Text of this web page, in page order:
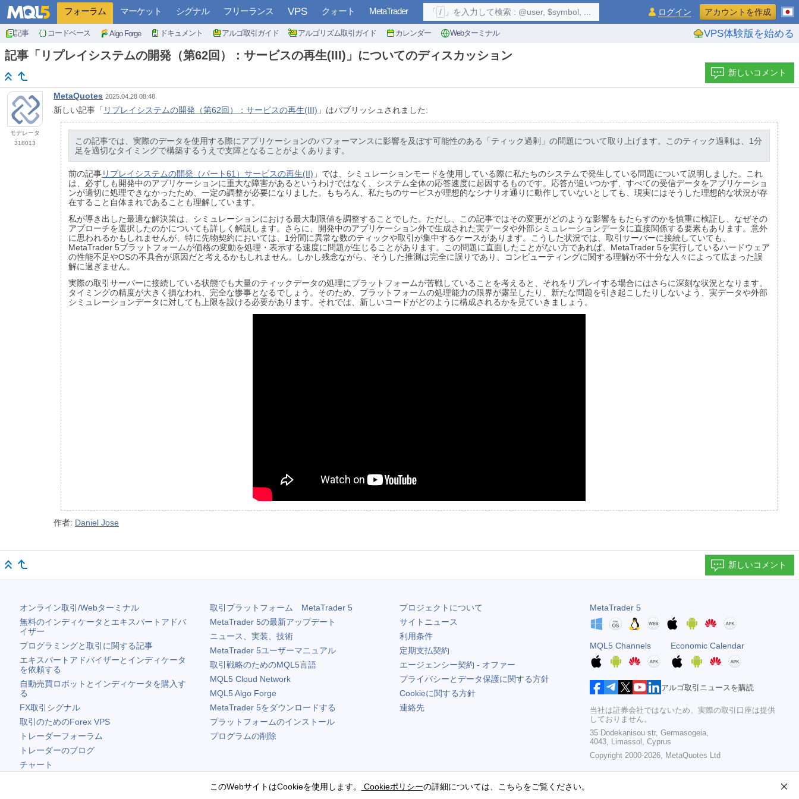
フォーラム マーケット シグナル フリーランス VPS クォート MetaTrader
記事 コードベース Algo Forge ドキュメント アルゴ取引ガイド アルゴリズム取引ガイド カレンダー Webターミナル VPS体験版を始める
「 / 」を入力して検索 : @user, $symbol, ... ログイン アカウントを作成
記事「リプレイシステムの開発（第62回）：サービスの再生(III)」についてのディスカッション
新しいコメント
モデレータ
318013
MetaQuotes 2025.04.28 08:48
新しい記事「 リプレイシステムの開発（第62回）：サービスの再生(III) 」はパブリッシュされました:
この記事では、実際のデータを使用する際にアプリケーションのパフォーマンスに影響を及ぼす可能性のある「ティック過剰」の問題について取り上げます。このティック過剰は、1分
足を適切なタイミングで構築するうえで支障となることがよくあります。
前の記事リプレイシステムの開発（パート61）サービスの再生(II) 」では、シミュレーションモードを使用している際に私たちのシステムで発生している問題について説明しました。これ
は、必ずしも開発中のアプリケーションに重大な障害があるというわけではなく、システム全体の応答速度に起因するものです。応答が追いつかず、すべての受信データをアプリケーショ
ンが適切に処理できなかったため、一定の調整が必要になりました。もちろん、私たちのサービスが理想的なシナリオ通りに動作していないとしても、現実にはそうした理想的な状況が存
在すること自体まれであることも理解しています。
私が導き出した最適な解決策は、シミュレーションにおける最大制限値を調整することでした。ただし、この記事ではその変更がどのような影響をもたらすのかを慎重に検証し、なぜその
アプローチを選択したのかについても詳しく解説します。さらに、開発中のアプリケーション外で生成された実データや外部シミュレーションデータに直接関係する要素もあります。意外
に思われるかもしれませんが、特に先物契約においては、1分間に異常な数のティックや取引が集中するケースがあります。こうした状況では、取引サーバーに接続していても、
MetaTrader 5プラットフォームが価格の変動を処理・表示する速度に問題が生じることがあります。この問題に直面したことがない方であれば、MetaTrader 5を実行しているハードウェア
の性能不足やOSの不具合が原因だと考えるかもしれません。しかし残念ながら、そうした推測は完全に誤りであり、コンピューティングに関する理解が不十分な人々によって広まった誤
解に過ぎません。
実際の取引サーバーに接続している状態でも大量のティックデータの処理にプラットフォームが苦戦していることを考えると、それをリプレイする場合にはさらに深刻な状況となります。
タイミングの精度が大きく損なわれ、完全な惨事となるでしょう。そのため、プラットフォームの処理能力の限界が露呈したり、新たな問題を引き起こしたりしないよう、実データや外部
シミュレーションデータに対しても上限を設ける必要があります。それでは、新しいコードがどのように構成されるかを見ていきましょう。
作者: Daniel Jose
新しいコメント
オンライン取引/Webターミナル
無料のインディケータとエキスパートアドバ
イザー
プログラミングと取引に関する記事
エキスパートアドバイザーとインディケータ
を依頼する
自動売買ロボットとインディケータを購入す
る
FX取引シグナル
取引のためのForex VPS
トレーダーフォーラム
トレーダーのブログ
チャート
取引プラットフォーム MetaTrader 5
MetaTrader 5の最新アップデート
ニュース、実装、技術
MetaTrader 5ユーザーマニュアル
取引戦略のためのMQL5言語
MQL5 Cloud Network
MQL5 Algo Forge
MetaTrader 5をダウンロードする
プラットフォームのインストール
プログラムの削除
プロジェクトについて
サイトニュース
利用条件
定期支払契約
エージェンシー契約 - オファー
プライバシーとデータ保護に関する方針
Cookieに関する方針
連絡先
MetaTrader 5
MQL5 Channels Economic Calendar
アルゴ取引ニュースを購読
当社は証券会社ではないため、実際の取引口座は提供
しておりません。
35 Dodekanisou str, Germasogeia,
4043, Limassol, Cyprus
Copyright 2000-2026, MetaQuotes Ltd
このWebサイトはCookieを使用します。 Cookieポリシーの詳細については、こちらをご覧ください。